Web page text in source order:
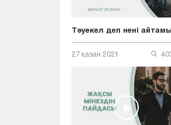
Тәуекел деп нені
27 қазан 2021